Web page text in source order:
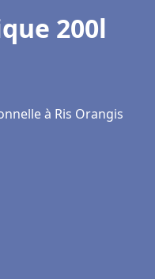
200l
à Ris Orangis